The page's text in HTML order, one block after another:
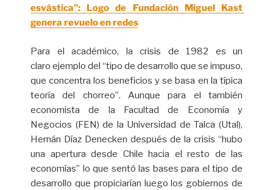
esvástica”: Logo de Fundación Miguel Kast
genera revuelo en redes
Para el académico, la crisis de 1982 es un
claro ejemplo del “tipo de desarrollo que se impuso,
que concentra los beneficios y se basa en la típica
teoría del chorreo”. Aunque para el también
economista de la Facultad de Economía y
Negocios (FEN) de la Universidad de Talca (Utal),
Hernán Díaz Denecken después de la crisis “hubo
una apertura desde Chile hacia el resto de las
economías” lo que sentó las bases para el tipo de
desarrollo que propiciarían luego los gobiernos de